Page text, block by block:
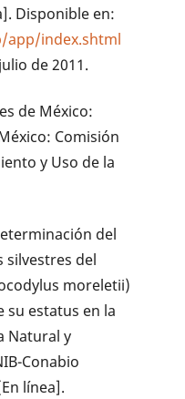
Disponible en:
index.shtml
de 2011.
de México:
Comisión
y Uso de la
del
silvestres del
moreletii)
su estatus en la
Natural y
Conabio
línea].